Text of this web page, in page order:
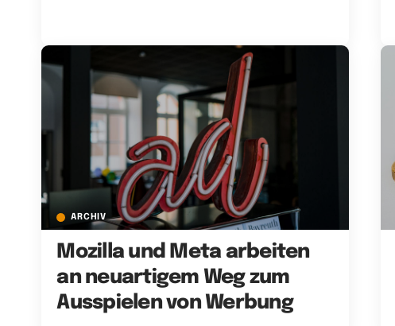
ARCHIV
Mozilla und Meta arbeiten
an neuartigem Weg zum
Ausspielen von Werbung